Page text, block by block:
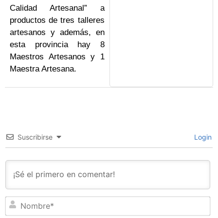
Calidad Artesanal” a
productos de tres talleres
artesanos y además, en
esta provincia hay 8
Maestros Artesanos y 1
Maestra Artesana.
Suscribirse Login